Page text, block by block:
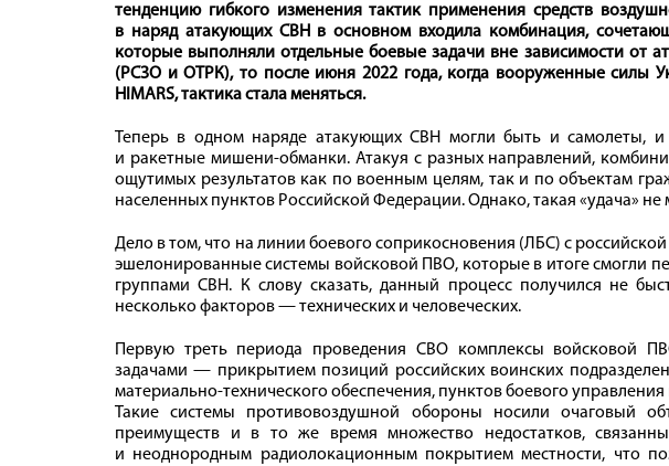
тенденцию гибкого изменения тактик применения средств
в наряд атакующих СВН в основном входила комбинация,
которые выполняли отдельные боевые задачи вне зависимости от
(РСЗО и ОТРК), то после июня 2022 года, когда вооруженные силы
HIMARS, тактика стала меняться.
Теперь в одном наряде атакующих СВН могли быть и самолеты,
и ракетные мишени-обманки. Атакуя с разных направлений,
ощутимых результатов как по военным целям, так и по объектам
населенных пунктов Российской Федерации. Однако, такая «удача» не
Дело в том, что на линии боевого соприкосновения (ЛБС) с
эшелонированные системы войсковой ПВО, которые в итоге смогли
группами СВН. К слову сказать, данный процесс получился не
несколько факторов — технических и человеческих.
Первую треть периода проведения СВО комплексы войсковой
задачами — прикрытием позиций российских воинских
материально-технического обеспечения, пунктов боевого
Такие системы противовоздушной обороны носили очаговый
преимуществ и в то же время множество недостатков,
и неоднородным радиолокационным покрытием местности, что